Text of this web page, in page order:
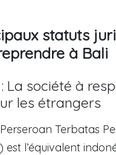
statuts
à Bali
: La société à
les étrangers
Terbatas
est l’équivalent